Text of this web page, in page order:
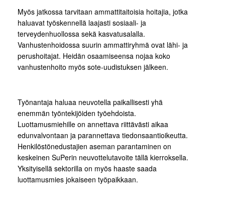
Myös jatkossa tarvitaan ammattitaitoisia hoitajia, jotka
haluavat työskennellä laajasti sosiaali- ja
terveydenhuollossa sekä kasvatusalalla.
Vanhustenhoidossa suurin ammattiryhmä ovat lähi- ja
perushoitajat. Heidän osaamiseensa nojaa koko
vanhustenhoito myös sote-uudistuksen jälkeen.
Työnantaja haluaa neuvotella paikallisesti yhä
enemmän työntekijöiden työehdoista.
Luottamusmiehille on annettava riittävästi aikaa
edunvalvontaan ja parannettava tiedonsaantioikeutta.
Henkilöstönedustajien aseman parantaminen on
keskeinen SuPerin neuvottelutavoite tällä kierroksella.
Yksityisellä sektorilla on myös haaste saada
luottamusmies jokaiseen työpaikkaan.